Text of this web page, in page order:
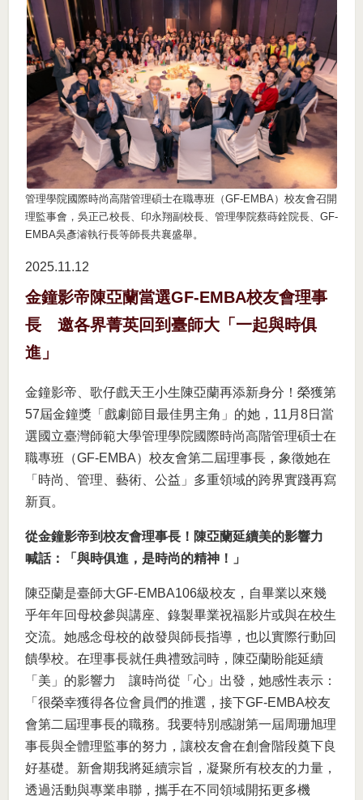
管理學院國際時尚高階管理碩士在職專班（GF-EMBA）校友會召開
理監事會，吳正己校長、印永翔副校長、管理學院蔡蒔銓院長、GF-
EMBA吳彥濬執行長等師長共襄盛舉。
2025.11 12
金鐘影帝陳亞蘭當選GF-EMBA校友會理事
長 邀各界菁英回到臺師大「一起與時俱
進」
金鐘影帝、歌仔戲天王小生陳亞蘭再添新身分！榮獲第
57屆金鐘獎「戲劇節目最佳男主角」的她，11月8日當
選國立臺灣師範大學管理學院國際時尚高階管理碩士在
職專班（GF-EMBA）校友會第二屆理事長，象徵她在
「時尚、管理、藝術、公益」多重領域的跨界實踐再寫
新頁。
從金鐘影帝到校友會理事長！陳亞蘭延續美的影響力
喊話：「與時俱進，是時尚的精神！」
陳亞蘭是臺師大GF-EMBA106級校友，自畢業以來幾
乎年年回母校參與講座、錄製畢業祝福影片或與在校生
交流。她感念母校的啟發與師長指導，也以實際行動回
饋學校。在理事長就任典禮致詞時，陳亞蘭盼能延續
「美」的影響力 讓時尚從「心」出發，她感性表示：
「很榮幸獲得各位會員們的推選，接下GF-EMBA校友
會第二屆理事長的職務。我要特別感謝第一屆周珊旭理
事長與全體理監事的努力，讓校友會在創會階段奠下良
好基礎。新會期我將延續宗旨，凝聚所有校友的力量，
透過活動與專業串聯，攜手在不同領域開拓更多機